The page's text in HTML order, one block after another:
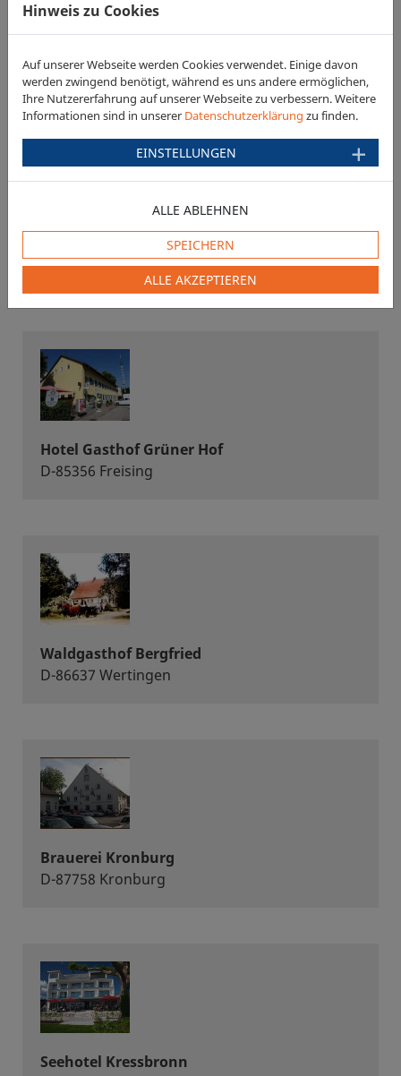
Seehotel Wassermann
D-83358 Seebruck
D-83539 Forsting
Hotel Gasthof Grüner Hof
D-85356 Freising
Waldgasthof Bergfried
D-86637 Wertingen
Brauerei Kronburg
D-87758 Kronburg
Seehotel Kressbronn
Hinweis zu Cookies
Auf unserer Webseite werden Cookies verwendet. Einige davon
werden zwingend benötigt, während es uns andere ermöglichen,
Ihre Nutzererfahrung auf unserer Webseite zu verbessern. Weitere
Informationen sind in unserer Datenschutzerklärung zu finden.
EINSTELLUNGEN
ALLE ABLEHNEN
SPEICHERN
ALLE AKZEPTIEREN